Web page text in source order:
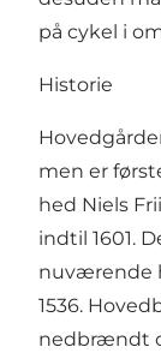
på cykel i
Historie
men er
hed Niels
indtil 1601.
nuværende
1536.
nedbrændt